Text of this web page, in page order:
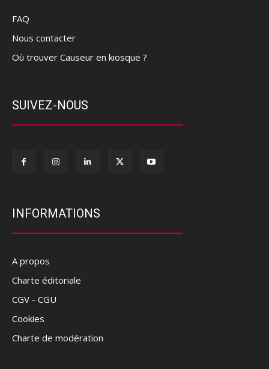
FAQ
Nous contacter
Où trouver Causeur en kiosque ?
SUIVEZ-NOUS
INFORMATIONS
A propos
Charte éditoriale
CGV - CGU
Cookies
Charte de modération